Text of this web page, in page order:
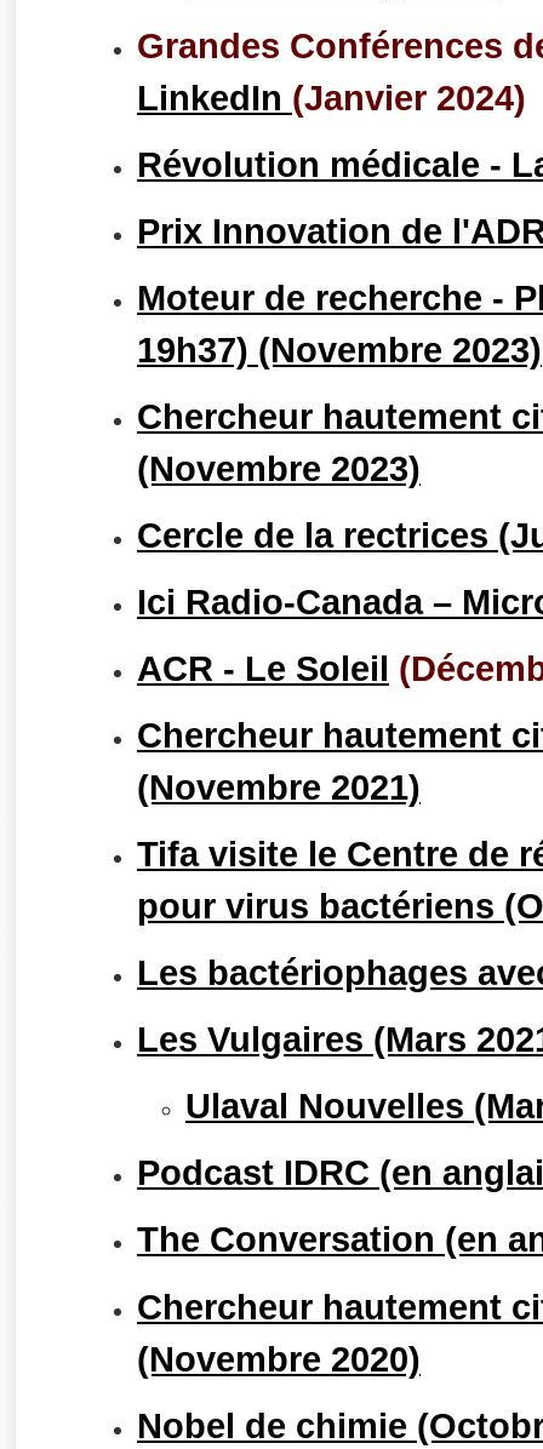
Grandes Conférences
LinkedIn (Janvier 2024)
Révolution médicale -
Prix Innovation de
Moteur de recherche -
19h37) (Novembre 2023)
Chercheur hautement
(Novembre 2023)
Cercle de la rectrices
Ici Radio-Canada –
ACR - Le Soleil
Chercheur hautement
(Novembre 2021)
Tifa visite le Centre de
pour virus bactériens
Les bactériophages
Les Vulgaires (Mars
Ulaval Nouvelles
Podcast IDRC (en
The Conversation (en
Chercheur hautement
(Novembre 2020)
Nobel de chimie